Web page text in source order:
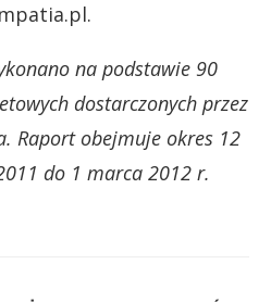
na podstawie 90
dostarczonych przez
Raport obejmuje okres 12
do 1 marca 2012 r.